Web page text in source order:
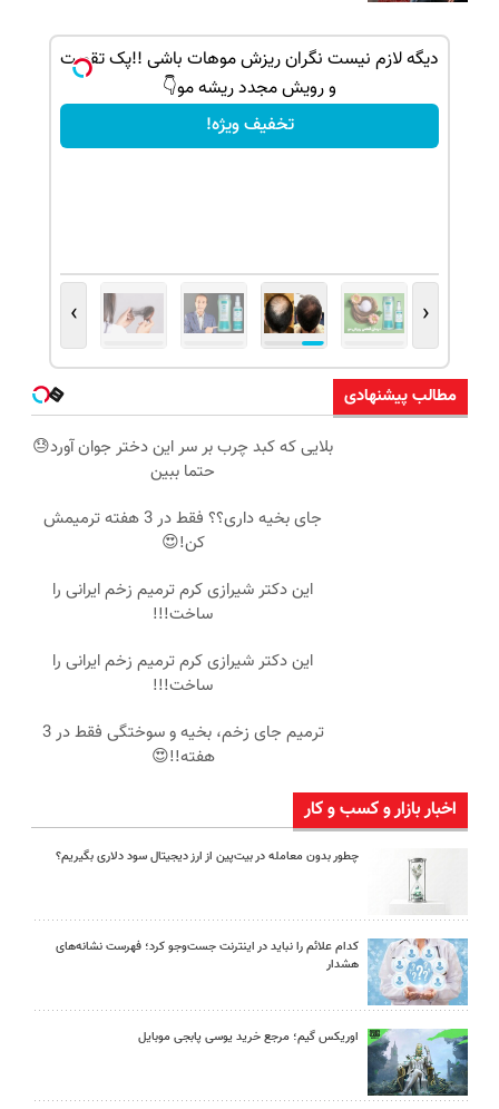
دیگه لازم نیست نگران ریزش موهات باشی !!پک تقویت
و رویش مجدد ریشه مو👇
تخفیف ویژه!
‹
›
مطالب پیشنهادی
بلایی که کبد چرب بر سر این دختر جوان آورد😓
حتما ببین
جای بخیه داری؟؟ فقط در 3 هفته ترمیمش
کن!😍
این دکتر شیرازی کرم ترمیم زخم ایرانی را
ساخت!!!
این دکتر شیرازی کرم ترمیم زخم ایرانی را
ساخت!!!
ترمیم جای زخم، بخیه و سوختگی فقط در 3
هفته!!😍
اخبار بازار و کسب و کار
چطور بدون معامله در بیت‌پین از ارز دیجیتال سود دلاری بگیریم؟
کدام علائم را نباید در اینترنت جست‌وجو کرد؛ فهرست نشانه‌های
هشدار
اوریکس گیم؛ مرجع خرید یوسی پابجی موبایل